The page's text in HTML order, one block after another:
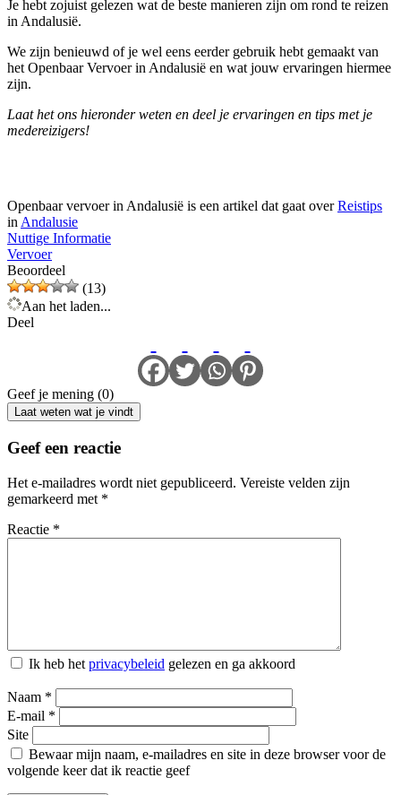
Je hebt zojuist gelezen wat de beste manieren zijn om rond te reizen
in Andalusië.
We zijn benieuwd of je wel eens eerder gebruik hebt gemaakt van
het Openbaar Vervoer in Andalusië en wat jouw ervaringen hiermee
zijn.
Laat het ons hieronder weten en deel je ervaringen en tips met je
medereizigers!
Openbaar vervoer in Andalusië is een artikel dat gaat overReistips
in Andalusie
Nuttige Informatie
Vervoer
Beoordeel
(13)
Aan het laden...
Deel
Geef je mening (0)
Laat weten wat je vindt
Geef een reactie
Het e-mailadres wordt niet gepubliceerd. Vereiste velden zijn
gemarkeerd met *
Reactie *
Ik heb het privacybeleid gelezen en ga akkoord
Naam *
E-mail *
Site
Bewaar mijn naam, e-mailadres en site in deze browser voor de
volgende keer dat ik reactie geef